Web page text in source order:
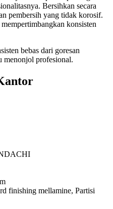
Bersihkan secara
pembersih yang tidak korosif.
konsisten
bebas dari goresan
menonjol profesional.
finishing mellamine, Partisi